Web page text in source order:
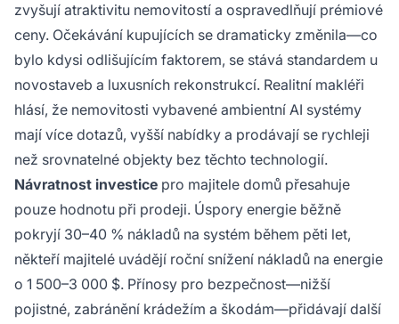
zvyšují atraktivitu nemovitostí a ospravedlňují prémiové
ceny. Očekávání kupujících se dramaticky změnila—co
bylo kdysi odlišujícím faktorem, se stává standardem u
novostaveb a luxusních rekonstrukcí. Realitní makléři
hlásí, že nemovitosti vybavené ambientní AI systémy
mají více dotazů, vyšší nabídky a prodávají se rychleji
než srovnatelné objekty bez těchto technologií.
Návratnost investice pro majitele domů přesahuje
pouze hodnotu při prodeji. Úspory energie běžně
pokryjí 30–40 % nákladů na systém během pěti let,
někteří majitelé uvádějí roční snížení nákladů na energie
o 1 500–3 000 $. Přínosy pro bezpečnost—nižší
pojistné, zabránění krádežím a škodám—přidávají další